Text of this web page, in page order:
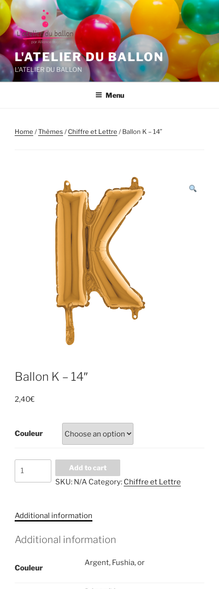
Aller
au
contenu
principal
L'ATELIER DU BALLON
L'ATELIER DU BALLON
Menu
Home /Thèmes /Chiffre et Lettre / Ballon K – 14″
Ballon K – 14″
2,40€
Couleur
quantity
Add to cart
SKU: N/A Category: Chiffre et Lettre
Additional information
Additional information
Couleur
Argent, Fushia, or